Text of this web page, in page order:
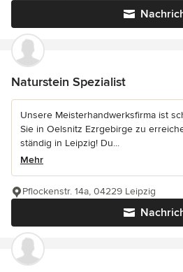
Naturstein Spezialist
Unsere Meisterhandwerksfirma ist
Sie in Oelsnitz Ezrgebirge zu
ständig in Leipzig! Du...
Mehr
Pflockenstr. 14a, 04229 Leipzig